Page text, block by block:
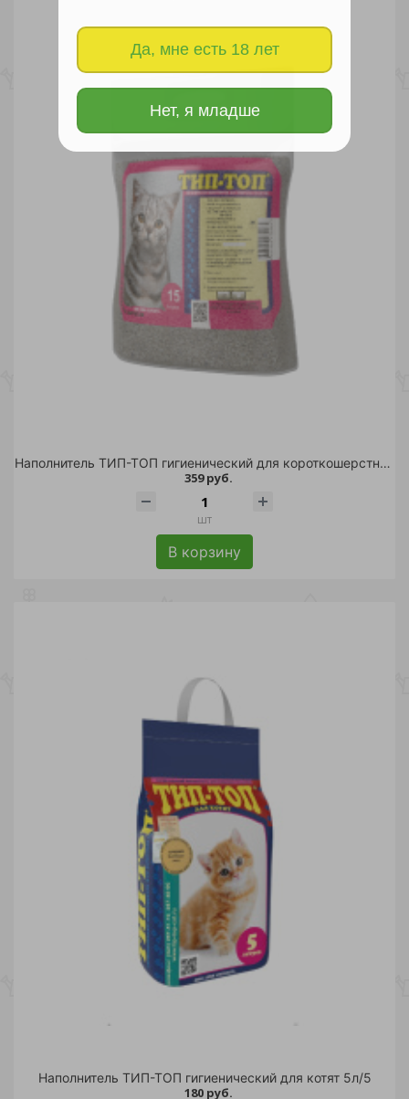
Да, мне есть 18 лет
Нет, я младше
Наполнитель ТИП-ТОП гигиенический для короткошерстных кошек 15л/1
359 руб.
шт
В корзину
Наполнитель ТИП-ТОП гигиенический для котят 5л/5
180 руб.